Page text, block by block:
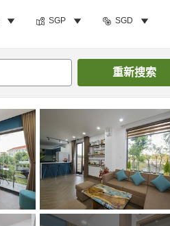
SGP SGD
重新搜索
搜索客房